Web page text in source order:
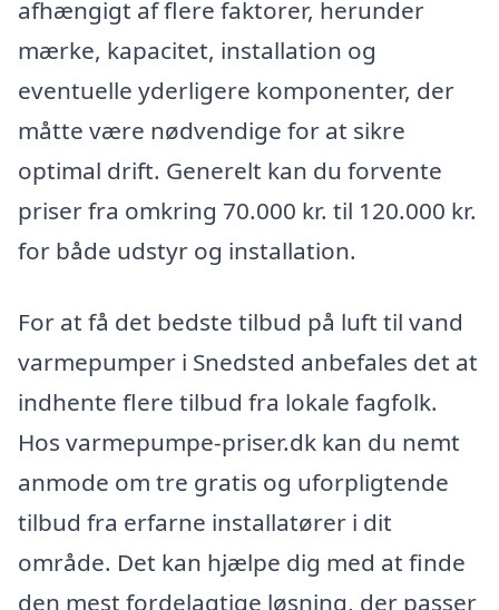
afhængigt af flere faktorer, herunder
mærke, kapacitet, installation og
eventuelle yderligere komponenter, der
måtte være nødvendige for at sikre
optimal drift. Generelt kan du forvente
priser fra omkring 70.000 kr. til 120.000 kr.
for både udstyr og installation.
For at få det bedste tilbud på luft til vand
varmepumper i Snedsted anbefales det at
indhente flere tilbud fra lokale fagfolk.
Hos varmepumpe-priser.dk kan du nemt
anmode om tre gratis og uforpligtende
tilbud fra erfarne installatører i dit
område. Det kan hjælpe dig med at finde
den mest fordelagtige løsning, der passer